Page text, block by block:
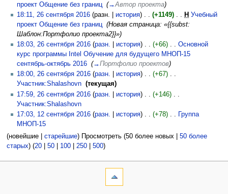
проект Общение без границ (→Автор проекта)
18:11, 26 сентября 2016 (разн. | история) (+1149) Н Учебный
проект Общение без границ‎ (Новая страница: «{{subst:
Шаблон:Портфолио проекта2}}»)
18:03, 26 сентября 2016 (разн. история) (+66)
Основной
курс программы Intel Обучение для будущего МНОП-15
сентябрь-октябрь 2016 (→Портфолио проектов)
18:00, 26 сентября 2016 (разн. история) (+67)
Участник:Shalashovn (текущая)
17:59, 26 сентября 2016 (разн. история) (+146)
Участник:Shalashovn
17:03, 12 сентября 2016 (разн. история) (+78)
Группа
МНОП-15
(новейшие | старейшие) Просмотреть (50 более новых | 50 более
старых) (20| 50| 100| 250| 500)